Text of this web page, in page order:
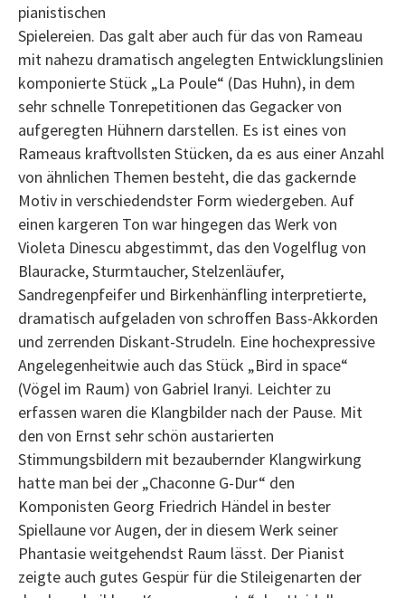
pianistischen
Spielereien. Das galt aber auch für das von Rameau
mit nahezu dramatisch angelegten Entwicklungslinien
komponierte Stück „La Poule“ (Das Huhn), in dem
sehr schnelle Tonrepetitionen das Gegacker von
aufgeregten Hühnern darstellen. Es ist eines von
Rameaus kraftvollsten Stücken, da es aus einer Anzahl
von ähnlichen Themen besteht, die das gackernde
Motiv in verschiedendster Form wiedergeben. Auf
einen kargeren Ton war hingegen das Werk von
Violeta Dinescu abgestimmt, das den Vogelflug von
Blauracke, Sturmtaucher, Stelzenläufer,
Sandregenpfeifer und Birkenhänfling interpretierte,
dramatisch aufgeladen von schroffen Bass-Akkorden
und zerrenden Diskant-Strudeln. Eine hochexpressive
Angelegenheitwie auch das Stück „Bird in space“
(Vögel im Raum) von Gabriel Iranyi. Leichter zu
erfassen waren die Klangbilder nach der Pause. Mit
den von Ernst sehr schön austarierten
Stimmungsbildern mit bezaubernder Klangwirkung
hatte man bei der „Chaconne G-Dur“ den
Komponisten Georg Friedrich Händel in bester
Spiellaune vor Augen, der in diesem Werk seiner
Phantasie weitgehendst Raum lässt. Der Pianist
zeigte auch gutes Gespür für die Stileigenarten der